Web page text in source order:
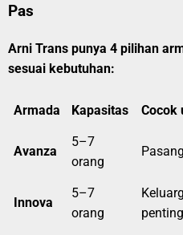
Pas
Arni Trans punya 4 pilihan
sesuai kebutuhan:
Armada Kapasitas Cocok
Avanza
5–7
orang
Innova
5–7
orang
penting